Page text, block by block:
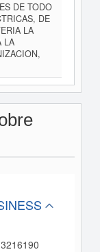
DE TODO
DE
LA
LA